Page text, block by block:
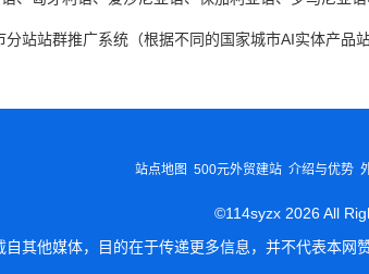
站站群推广系统（根据不同的国家城市AI实体产品
站点地图 500元外贸建站 介绍与优势
©114syzx 2026 All
自其他媒体，目的在于传递更多信息，并不代表本网